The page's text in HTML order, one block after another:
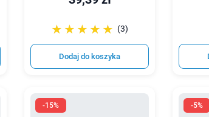
☆☆☆☆☆
★★★★★ (3)
Dodaj do koszyka
-15% -5%